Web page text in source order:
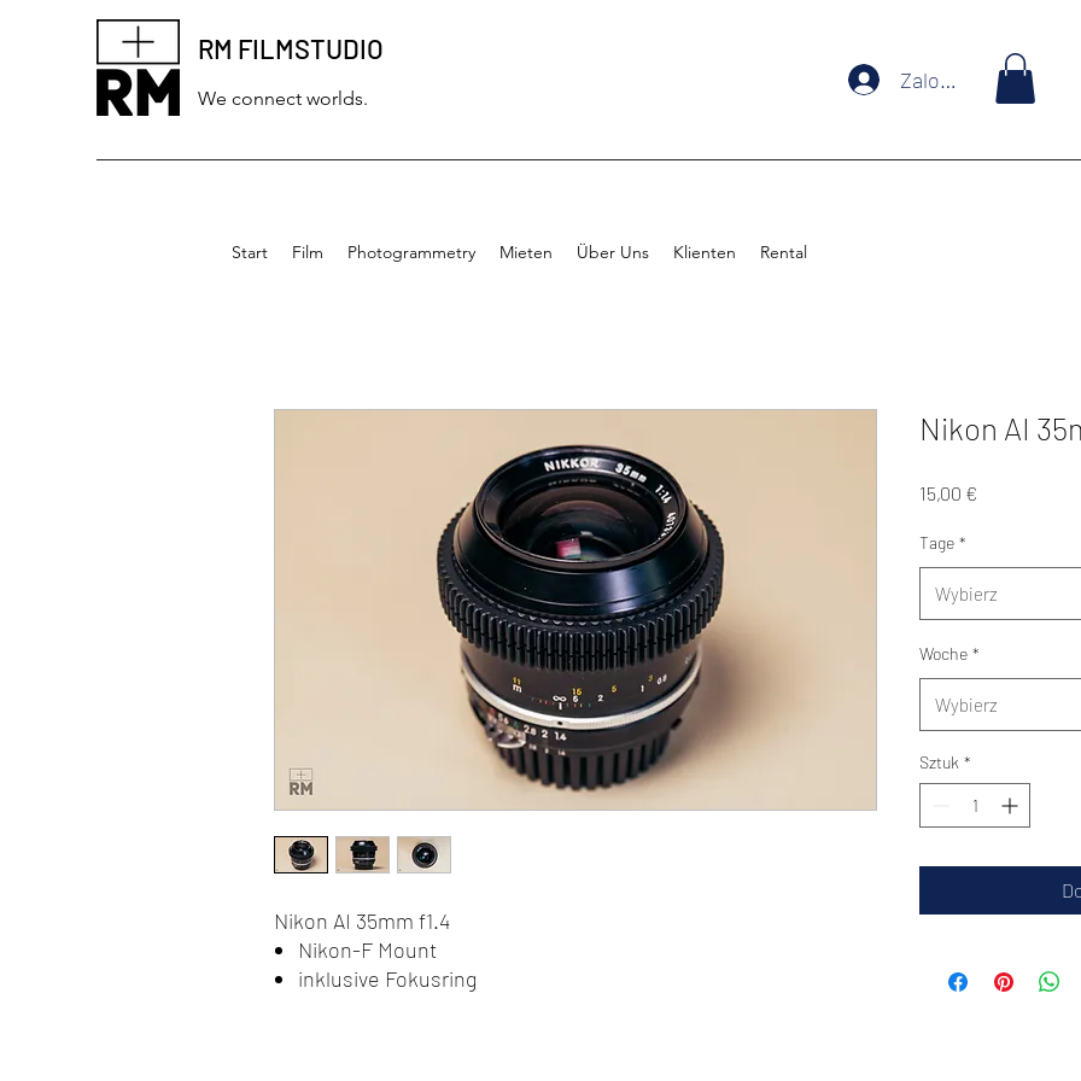
RM FILMSTUDIO
We connect worlds.
Zaloguj się
Nikon AI 35mm f1.4
Nikon-F Mount
inklusive Fokusring
Nikon AI
15,00 €
Tage *
Wybierz
Woche *
Wybierz
Sztuk *
Start Film Photogrammetry Mieten Über Uns Klienten Rental